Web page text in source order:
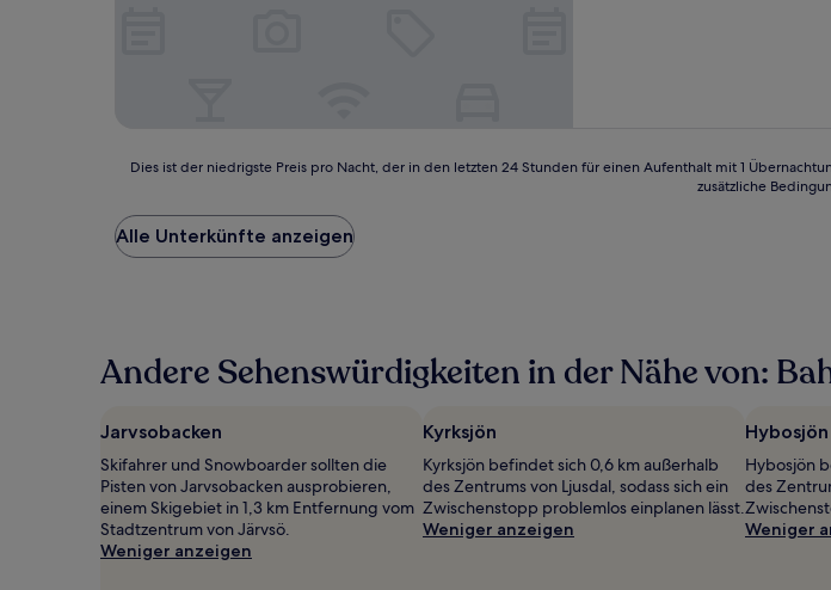
Dies
der
niedrigste
Preis
den
letzten
für
Aufenthalt
mit
1 Übernachtung
von
2 Erwachsenen
Dies ist der niedrigste Preis pro Nacht, der in den letzten 24 Stunden für einen Aufenthalt mit 1
zusätzliche
Alle Unterkünfte anzeigen
Andere Sehenswürdigkeiten in der Nähe von:
Jarvsobacken
Skifahrer und Snowboarder sollten die
Pisten von Jarvsobacken ausprobieren,
einem Skigebiet in 1,3 km Entfernung vom
Stadtzentrum von Järvsö.
Weniger anzeigen
Kyrksjön
Kyrksjön befindet sich 0,6 km außerhalb
des Zentrums von Ljusdal, sodass sich ein
Zwischenstopp problemlos einplanen lässt.
Weniger anzeigen
Hybosjön
Hybosjön
des
Weniger